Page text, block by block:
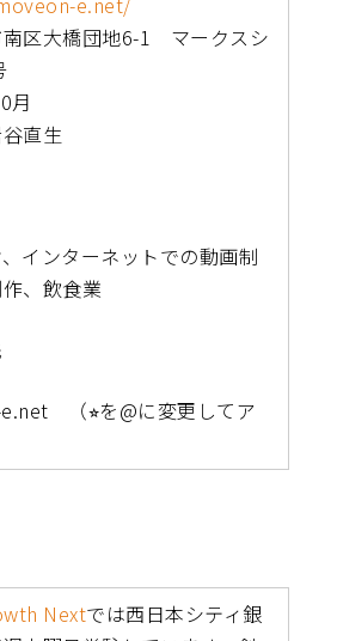
区大橋団地6-1 マークスシ
月
直生
インターネットでの動画制
、飲食業
（⭐︎を@に変更してア
Nextでは西日本シティ銀